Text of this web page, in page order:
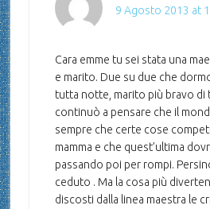
9 Agosto 2013 at
Cara emme tu sei stata una
e marito. Due su due che
tutta notte, marito più bravo di
continuò a pensare che il
sempre che certe cose
mamma e che quest’ultima
passando poi per rompi.
ceduto . Ma la cosa più
discosti dalla linea maestra le